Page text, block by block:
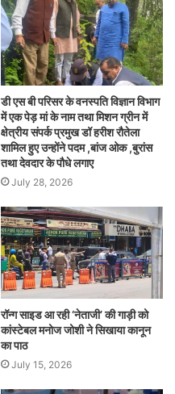
डी एस बी परिसर के वनस्पति विज्ञान विभाग
में एक पेड़ मां के नाम तथा मिशन ग्रीन में
क्षेत्रीय संपर्क प्रमुख डॉ हरीश रौतेला
शामिल हुए उन्होंने पदम ,बांज ओक ,बुरांस
तथा देवदार के पौधे लगाए
July 28, 2026
रॉन्ग साइड आ रही ‘नेताजी’ की गाड़ी को
कांस्टेबल मनोज जोशी ने सिखाया कानून
का पाठ
July 15, 2026